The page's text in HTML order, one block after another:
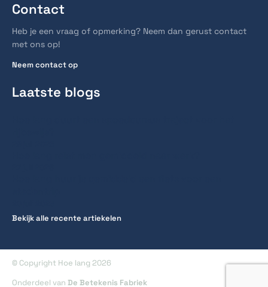
Contact
Heb je een vraag of opmerking? Neem dan gerust contact
met ons op!
Neem contact op
Laatste blogs
Bekijk alle recente artiekelen
© Copyright Hoe lang 2026
Onderdeel van De Betekenis Fabriek